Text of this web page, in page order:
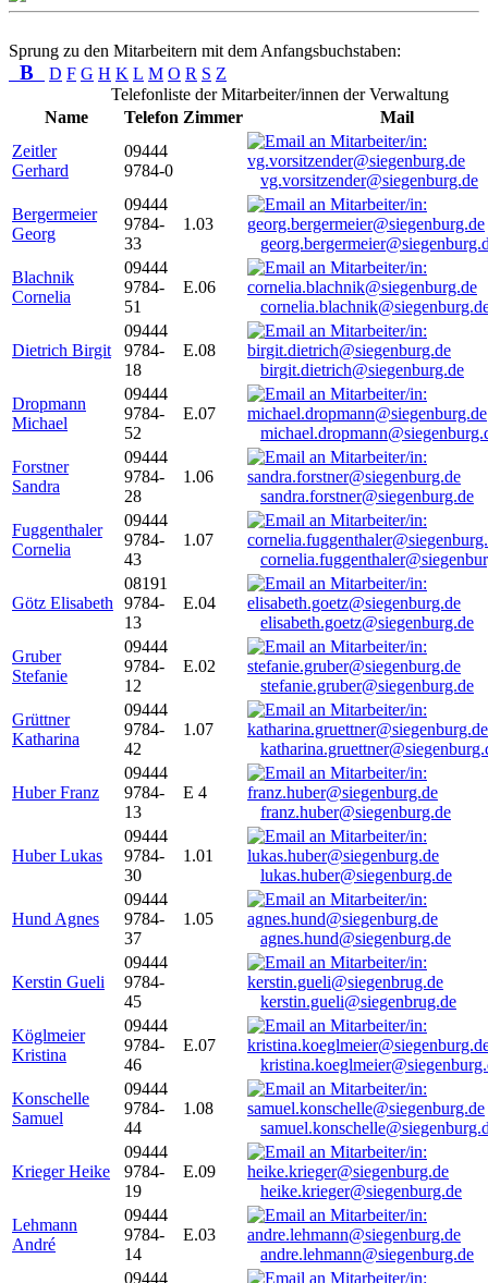
Sprung zu den Mitarbeitern mit dem Anfangsbuchstaben:
B D F G H K L M O R S Z
Telefonliste der Mitarbeiter/innen der Verwaltung
Name
Telefon Zimmer
Mail
Zeitler
Gerhard
09444
9784-0
vg.vorsitzender@siegenburg.de
Bergermeier
Georg
09444
9784-
33
1.03
Blachnik
Cornelia
09444
9784-
51
E.06
Dietrich Birgit
09444
9784-
18
E.08
birgit.dietrich@siegenburg.de
Dropmann
Michael
09444
9784-
52
E.07
Forstner
Sandra
09444
9784-
28
1.06
sandra.forstner@siegenburg.de
Fuggenthaler
Cornelia
09444
9784-
43
1.07
Götz Elisabeth
08191
9784-
13
E.04
elisabeth.goetz@siegenburg.de
Gruber
Stefanie
09444
9784-
12
E.02
stefanie.gruber@siegenburg.de
Grüttner
Katharina
09444
9784-
42
1.07
Huber Franz
09444
9784-
13
E 4
franz.huber@siegenburg.de
Huber Lukas
09444
9784-
30
1.01
lukas.huber@siegenburg.de
Hund Agnes
09444
9784-
37
1.05
agnes.hund@siegenburg.de
Kerstin Gueli
09444
9784-
45
kerstin.gueli@siegenbrug.de
Köglmeier
Kristina
09444
9784-
46
E.07
Konschelle
Samuel
09444
9784-
44
1.08
Krieger Heike
09444
9784-
19
E.09
heike.krieger@siegenburg.de
Lehmann
André
09444
9784-
14
E.03
andre.lehmann@siegenburg.de
09444